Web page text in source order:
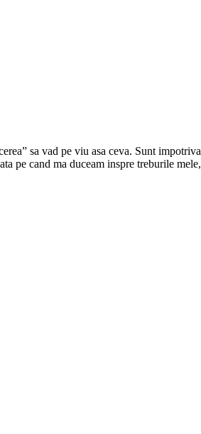
sa vad pe viu asa ceva. Sunt
pe cand ma duceam inspre treburile